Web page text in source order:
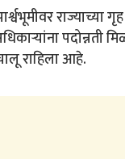
राज्याच्या
पदोन्नती
राहिला आहे.